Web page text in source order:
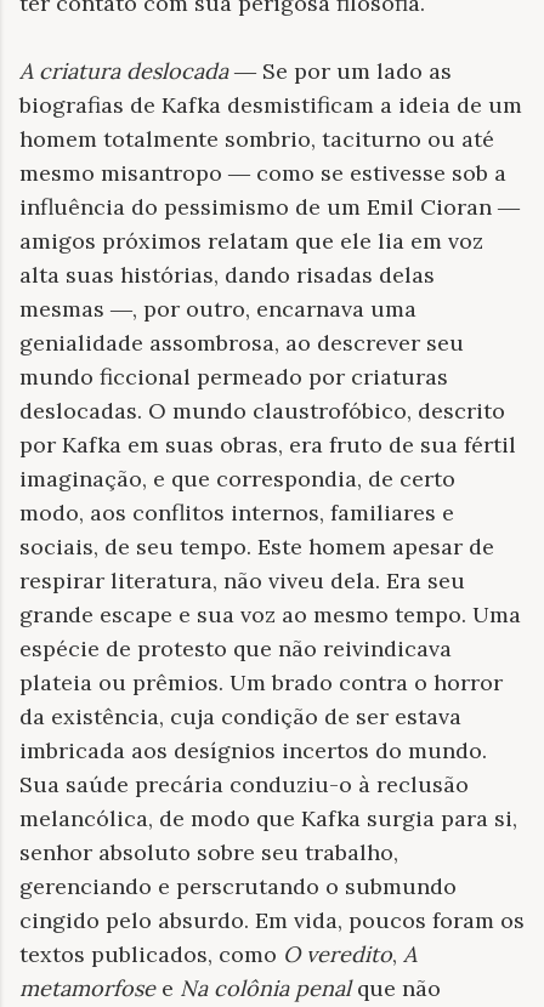
A criatura deslocada — Se por um lado as
biografias de Kafka desmistificam a ideia de um
homem totalmente sombrio, taciturno ou até
mesmo misantropo — como se estivesse sob a
influência do pessimismo de um Emil Cioran —
amigos próximos relatam que ele lia em voz
alta suas histórias, dando risadas delas
mesmas —, por outro, encarnava uma
genialidade assombrosa, ao descrever seu
mundo ficcional permeado por criaturas
deslocadas. O mundo claustrofóbico, descrito
por Kafka em suas obras, era fruto de sua fértil
imaginação, e que correspondia, de certo
modo, aos conflitos internos, familiares e
sociais, de seu tempo. Este homem apesar de
respirar literatura, não viveu dela. Era seu
grande escape e sua voz ao mesmo tempo. Uma
espécie de protesto que não reivindicava
plateia ou prêmios. Um brado contra o horror
da existência, cuja condição de ser estava
imbricada aos desígnios incertos do mundo.
Sua saúde precária conduziu-o à reclusão
melancólica, de modo que Kafka surgia para si,
senhor absoluto sobre seu trabalho,
gerenciando e perscrutando o submundo
cingido pelo absurdo. Em vida, poucos foram os
textos publicados, como O veredito, A
metamorfosee Na colônia penalque não